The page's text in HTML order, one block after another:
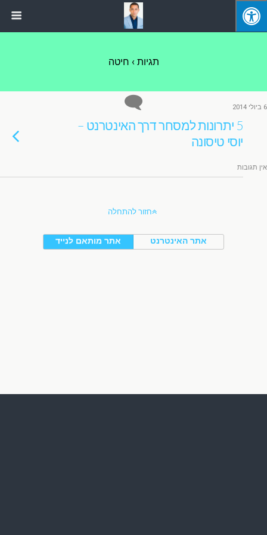
תגיות › חיטה
6 ביולי 2014
5 יתרונות למסחר דרך האינטרנט –
יוסי טיסונה
אין תגובות
חזור להתחלה
אתר מותאם לנייד אתר האינטרנט